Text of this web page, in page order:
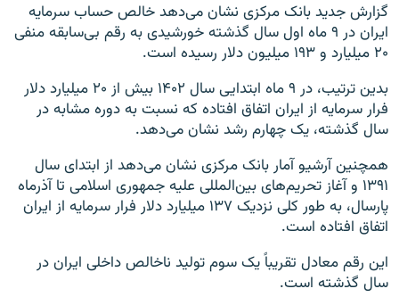
گزارش جدید بانک مرکزی نشان می‌دهد خالص حساب سرمایه
ایران در ۹ ماه اول سال گذشته خورشیدی به رقم بی‌سابقه منفی
۲۰ میلیارد و ۱۹۳ میلیون دلار رسیده است.
بدین ترتیب، در ۹ ماه ابتدایی سال ۱۴۰۲ بیش از ۲۰ میلیارد دلار
فرار سرمایه از ایران اتفاق افتاده که نسبت به دوره مشابه در
سال گذشته، یک چهارم رشد نشان می‌دهد.
همچنین آرشیو آمار بانک مرکزی نشان می‌دهد از ابتدای سال
۱۳۹۱ و آغاز تحریم‌های بین‌المللی علیه جمهوری اسلامی تا آذرماه
پارسال، به طور کلی نزدیک ۱۳۷ میلیارد دلار فرار سرمایه از ایران
اتفاق افتاده است.
این رقم معادل تقریباً یک سوم تولید ناخالص داخلی ایران در
سال گذشته است.